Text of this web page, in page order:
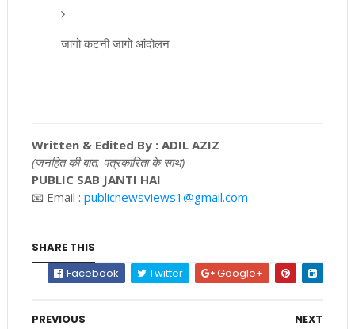
जागो कटनी जागो आंदोलन
Written & Edited By : ADIL AZIZ
(जनहित की बात, पत्रकारिता के साथ)
PUBLIC SAB JANTI HAI
📧 Email : publicnewsviews1@gmail.com
SHARE THIS
Facebook
Twitter Google+
NEXT
PREVIOUS